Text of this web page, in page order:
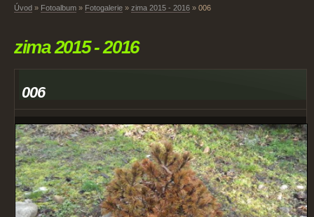
Úvod » Fotoalbum » Fotogalerie » zima 2015 - 2016 » 006
zima 2015 - 2016
006